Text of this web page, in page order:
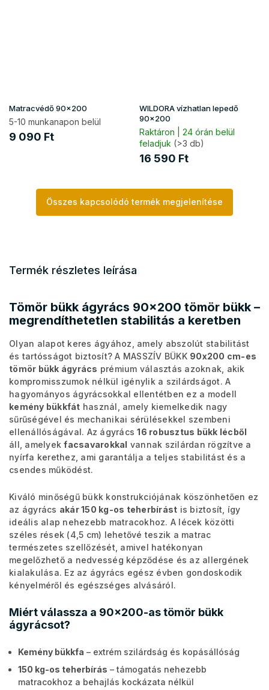
Matracvédő 90x200
5-10 munkanapon belül
9 090 Ft
WILDORA vízhatlan lepedő
90x200
Raktáron | 24 órán belül
feladjuk (>3 db)
16 590 Ft
Összes kapcsolódó termék megjelenítése
Termék részletes leírása
Tömör bükk ágyrács 90x200 tömör bükk –
megrendíthetetlen stabilitás a keretben
Olyan alapot keres ágyához, amely abszolút stabilitást
és tartósságot biztosít? A MASSZÍV BÜKK 90x200 cm-es
tömör bükk ágyrács prémium választás azoknak, akik
kompromisszumok nélkül igénylik a szilárdságot. A
hagyományos ágyrácsokkal ellentétben ez a modell
kemény bükkfát használ, amely kiemelkedik nagy
sűrűségével és mechanikai sérülésekkel szembeni
ellenállóságával. Az ágyrács16 robusztus bükk lécből
áll, amelyekfacsavarokkal vannak szilárdan rögzítve a
nyírfa kerethez, ami garantálja a teljes stabilitást és a
csendes működést.
Kiváló minőségű bükk konstrukciójának köszönhetően ez
az ágyrács akár 150 kg-os teherbírást is biztosít, így
ideális alap nehezebb matracokhoz. A lécek közötti
széles rések (4,5 cm) lehetővé teszik a matrac
természetes szellőzését, amivel hatékonyan
megelőzhető a nedvesség képződése és az allergének
kialakulása. Ez az ágyrács egész évben gondoskodik
kényelméről és egészséges alvásáról.
Miért válassza a 90x200-as tömör bükk
ágyrácsot?
Kemény bükkfa – extrém szilárdság és kopásállóság
150 kg-os teherbírás – támogatás nehezebb
matracokhoz a behajlás kockázata nélkül